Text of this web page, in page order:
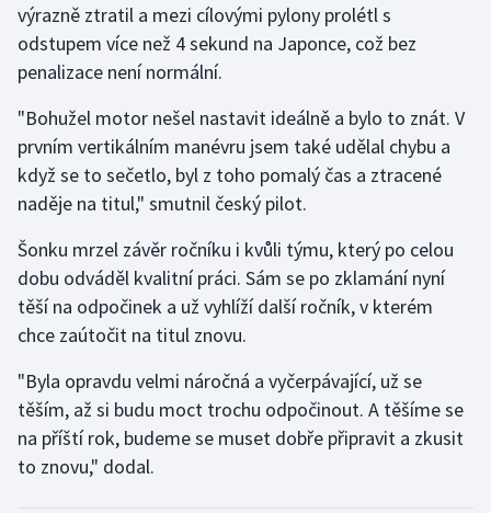
výrazně ztratil a mezi cílovými pylony prolétl s
odstupem více než 4 sekund na Japonce, což bez
penalizace není normální.
"Bohužel motor nešel nastavit ideálně a bylo to znát. V
prvním vertikálním manévru jsem také udělal chybu a
když se to sečetlo, byl z toho pomalý čas a ztracené
naděje na titul," smutnil český pilot.
Šonku mrzel závěr ročníku i kvůli týmu, který po celou
dobu odváděl kvalitní práci. Sám se po zklamání nyní
těší na odpočinek a už vyhlíží další ročník, v kterém
chce zaútočit na titul znovu.
"Byla opravdu velmi náročná a vyčerpávající, už se
těším, až si budu moct trochu odpočinout. A těšíme se
na příští rok, budeme se muset dobře připravit a zkusit
to znovu," dodal.